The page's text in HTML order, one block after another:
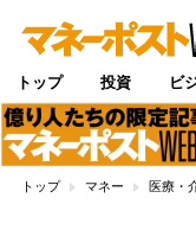
トップ 投資 ビ
トップ マネー 医療・